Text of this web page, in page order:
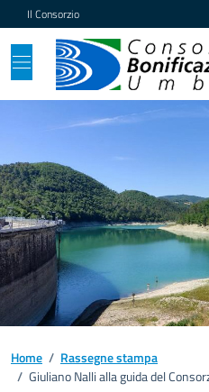
Vai ai contenuti
Vai al footer
Il Consorzio
Home / Rassegne stampa
/ Giuliano Nalli alla guida del